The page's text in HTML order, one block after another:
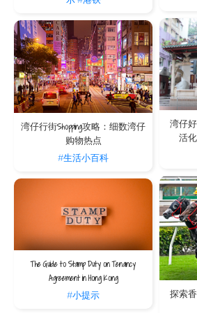
湾仔
活
湾仔行街Shopping攻略：细数湾仔
购物热点
#生活小百科
探索
The Guide to Stamp Duty on Tenancy
Agreement in Hong Kong
#小提示